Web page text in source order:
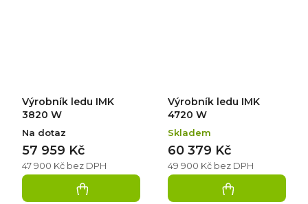
Výrobník ledu IMK
3820 W
Na dotaz
47 900 Kč bez DPH
57 959 Kč
Výrobník ledu IMK
4720 W
Skladem
49 900 Kč bez DPH
60 379 Kč